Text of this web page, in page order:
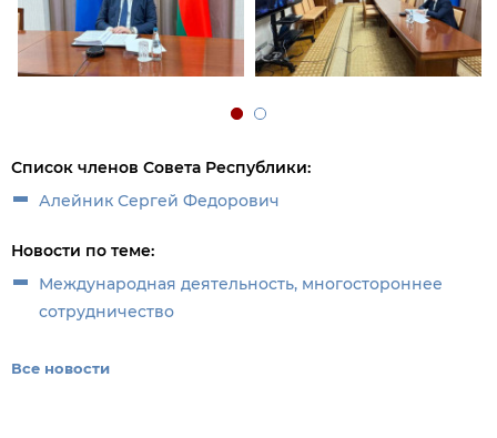
Список членов Совета Республики:
Алейник Сергей Федорович
Новости по теме:
Международная деятельность, многостороннее
сотрудничество
Все новости